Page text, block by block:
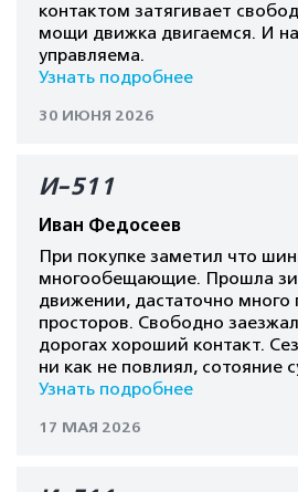
контактом затягивает
мощи движка двигаемся. И
управляема.
Узнать подробнее
30 ИЮНЯ 2026
И-511
Иван Федосеев
При покупке заметил что
многообещающие. Прошла
движении, дастаточно много
просторов. Свободно
дорогах хороший контакт.
ни как не повлиял, сотояние
Узнать подробнее
17 МАЯ 2026